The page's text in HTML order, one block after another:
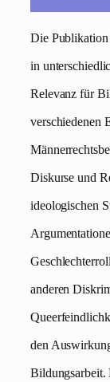
Die Publikation
in
Relevanz für
verschiedenen
Diskurse und
ideologischen
anderen
den
Bildungsarbeit.